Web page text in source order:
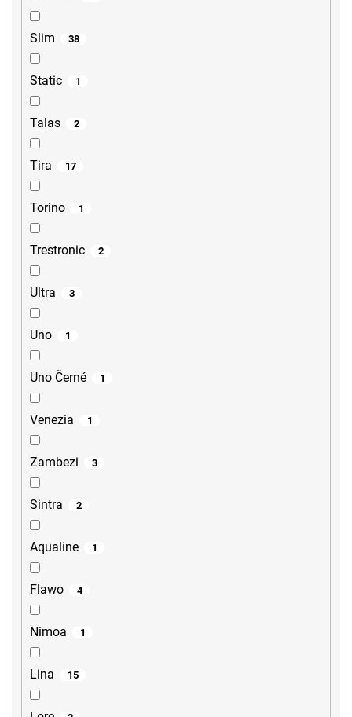
Slim 38
Static 1
Talas 2
Tira 17
Torino 1
Trestronic 2
Ultra 3
Uno 1
Uno Černé 1
Venezia 1
Zambezi 3
Sintra 2
Aqualine 1
Flawo 4
Nimoa 1
Lina 15